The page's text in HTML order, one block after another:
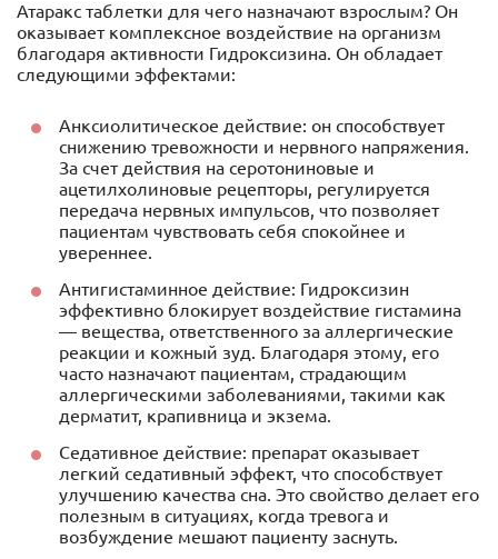
Атаракс таблетки для чего назначают взрослым? Он
оказывает комплексное воздействие на организм
благодаря активности Гидроксизина. Он обладает
следующими эффектами:
Анксиолитическое действие: он способствует
снижению тревожности и нервного напряжения.
За счет действия на серотониновые и
ацетилхолиновые рецепторы, регулируется
передача нервных импульсов, что позволяет
пациентам чувствовать себя спокойнее и
увереннее.
Антигистаминное действие: Гидроксизин
эффективно блокирует воздействие гистамина
— вещества, ответственного за аллергические
реакции и кожный зуд. Благодаря этому, его
часто назначают пациентам, страдающим
аллергическими заболеваниями, такими как
дерматит, крапивница и экзема.
Седативное действие: препарат оказывает
легкий седативный эффект, что способствует
улучшению качества сна. Это свойство делает его
полезным в ситуациях, когда тревога и
возбуждение мешают пациенту заснуть.